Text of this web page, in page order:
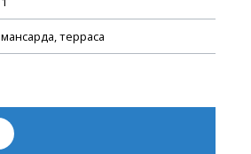
мансарда, терраса